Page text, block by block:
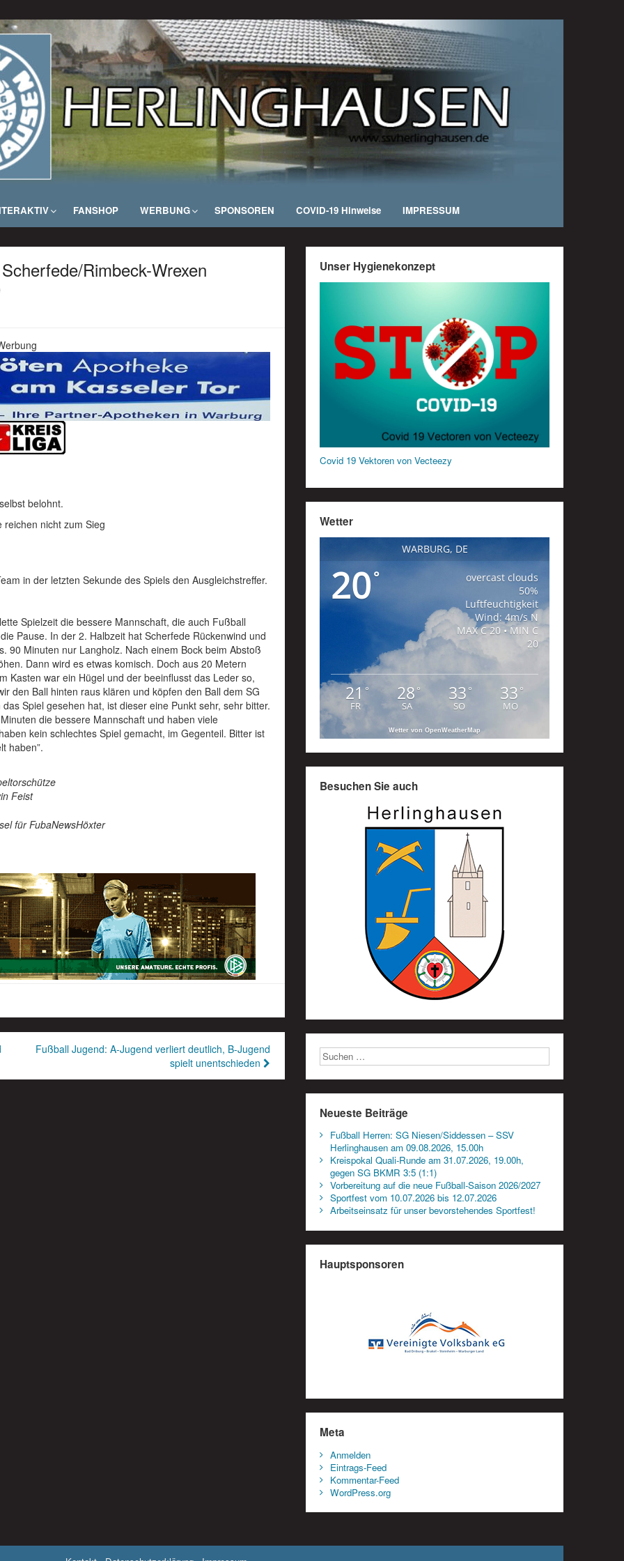
FANSHOP WERBUNG SPONSOREN COVID-19 Hinweise IMPRESSUM
Rimbeck-Wrexen
belohnt.
nicht zum Sieg
in der letzten Sekunde des Spiels den Ausgleichstreffer.
Spielzeit die bessere Mannschaft, die auch Fußball
Pause. In der 2. Halbzeit hat Scherfede Rückenwind und
90 Minuten nur Langholz. Nach einem Bock beim Abstoß
Dann wird es etwas komisch. Doch aus 20 Metern
Kasten war ein Hügel und der beeinflusst das Leder so,
den Ball hinten raus klären und köpfen den Ball dem SG
Spiel gesehen hat, ist dieser eine Punkt sehr, sehr bitter.
die bessere Mannschaft und haben viele
kein schlechtes Spiel gemacht, im Gegenteil. Bitter ist
haben”.
Feist
für FubaNewsHöxter
Fußball Jugend: A-Jugend verliert deutlich, B-Jugend
spielt unentschieden
Unser Hygienekonzept
Covid 19 Vektoren von Vecteezy
Wetter
WARBURG, DE
20°
overcast clouds
50%
Luftfeuchtigkeit
Wind: 4m/s N
MAX C 20 • MIN C
20
21°
FR
28°
SA
33 °
SO
33 °
MO
Wetter von OpenWeatherMap
Besuchen Sie auch
Neueste Beiträge
Fußball Herren: SG Niesen/Siddessen – SSV
Herlinghausen am 09.08.2026, 15.00h
Kreispokal Quali-Runde am 31.07.2026, 19.00h,
gegen SG BKMR 3:5 (1:1)
Vorbereitung auf die neue Fußball-Saison 2026/2027
Sportfest vom 10.07.2026 bis 12.07.2026
Arbeitseinsatz für unser bevorstehendes Sportfest!
Hauptsponsoren
Meta
Anmelden
Eintrags-Feed
Kommentar-Feed
WordPress.org